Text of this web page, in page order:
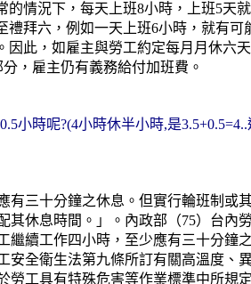
情況下，每天上班8小時，上班5天
禮拜六，例如一天上班6小時，就有可
因此，如雇主與勞工約定每月月休六
，雇主仍有義務給付加班費。
小時呢?(4小時休半小時,是3.5+0.5=4..
有三十分鐘之休息。但實行輪班制或
其休息時間。」。內政部（75）台內
繼續工作四小時，至少應有三十分鐘
安全衛生法第九條所訂有關高溫度、
勞工具有特殊危害等作業標準中所規